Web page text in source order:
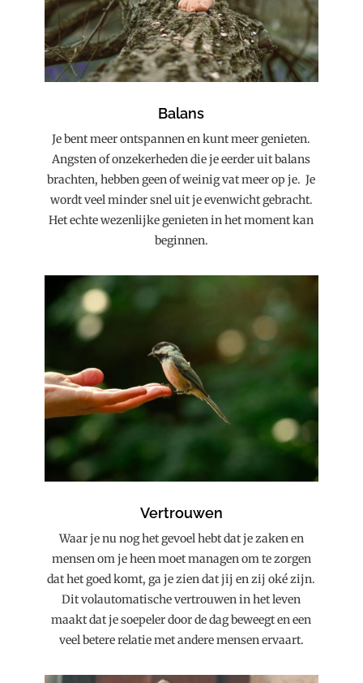
Balans
Je bent meer ontspannen en kunt meer genieten.
Angsten of onzekerheden die je eerder uit balans
brachten, hebben geen of weinig vat meer op je. Je
wordt veel minder snel uit je evenwicht gebracht.
Het echte wezenlijke genieten in het moment kan
beginnen.
Vertrouwen
Waar je nu nog het gevoel hebt dat je zaken en
mensen om je heen moet managen om te zorgen
dat het goed komt, ga je zien dat jij en zij oké zijn.
Dit volautomatische vertrouwen in het leven
maakt dat je soepeler door de dag beweegt en een
veel betere relatie met andere mensen ervaart.